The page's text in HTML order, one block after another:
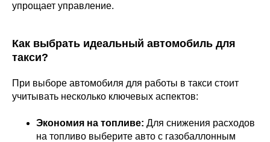
упрощает управление.
Как выбрать идеальный автомобиль для
такси?
При выборе автомобиля для работы в такси стоит
учитывать несколько ключевых аспектов:
Экономия на топливе: Для снижения расходов
на топливо выберите авто с газобаллонным